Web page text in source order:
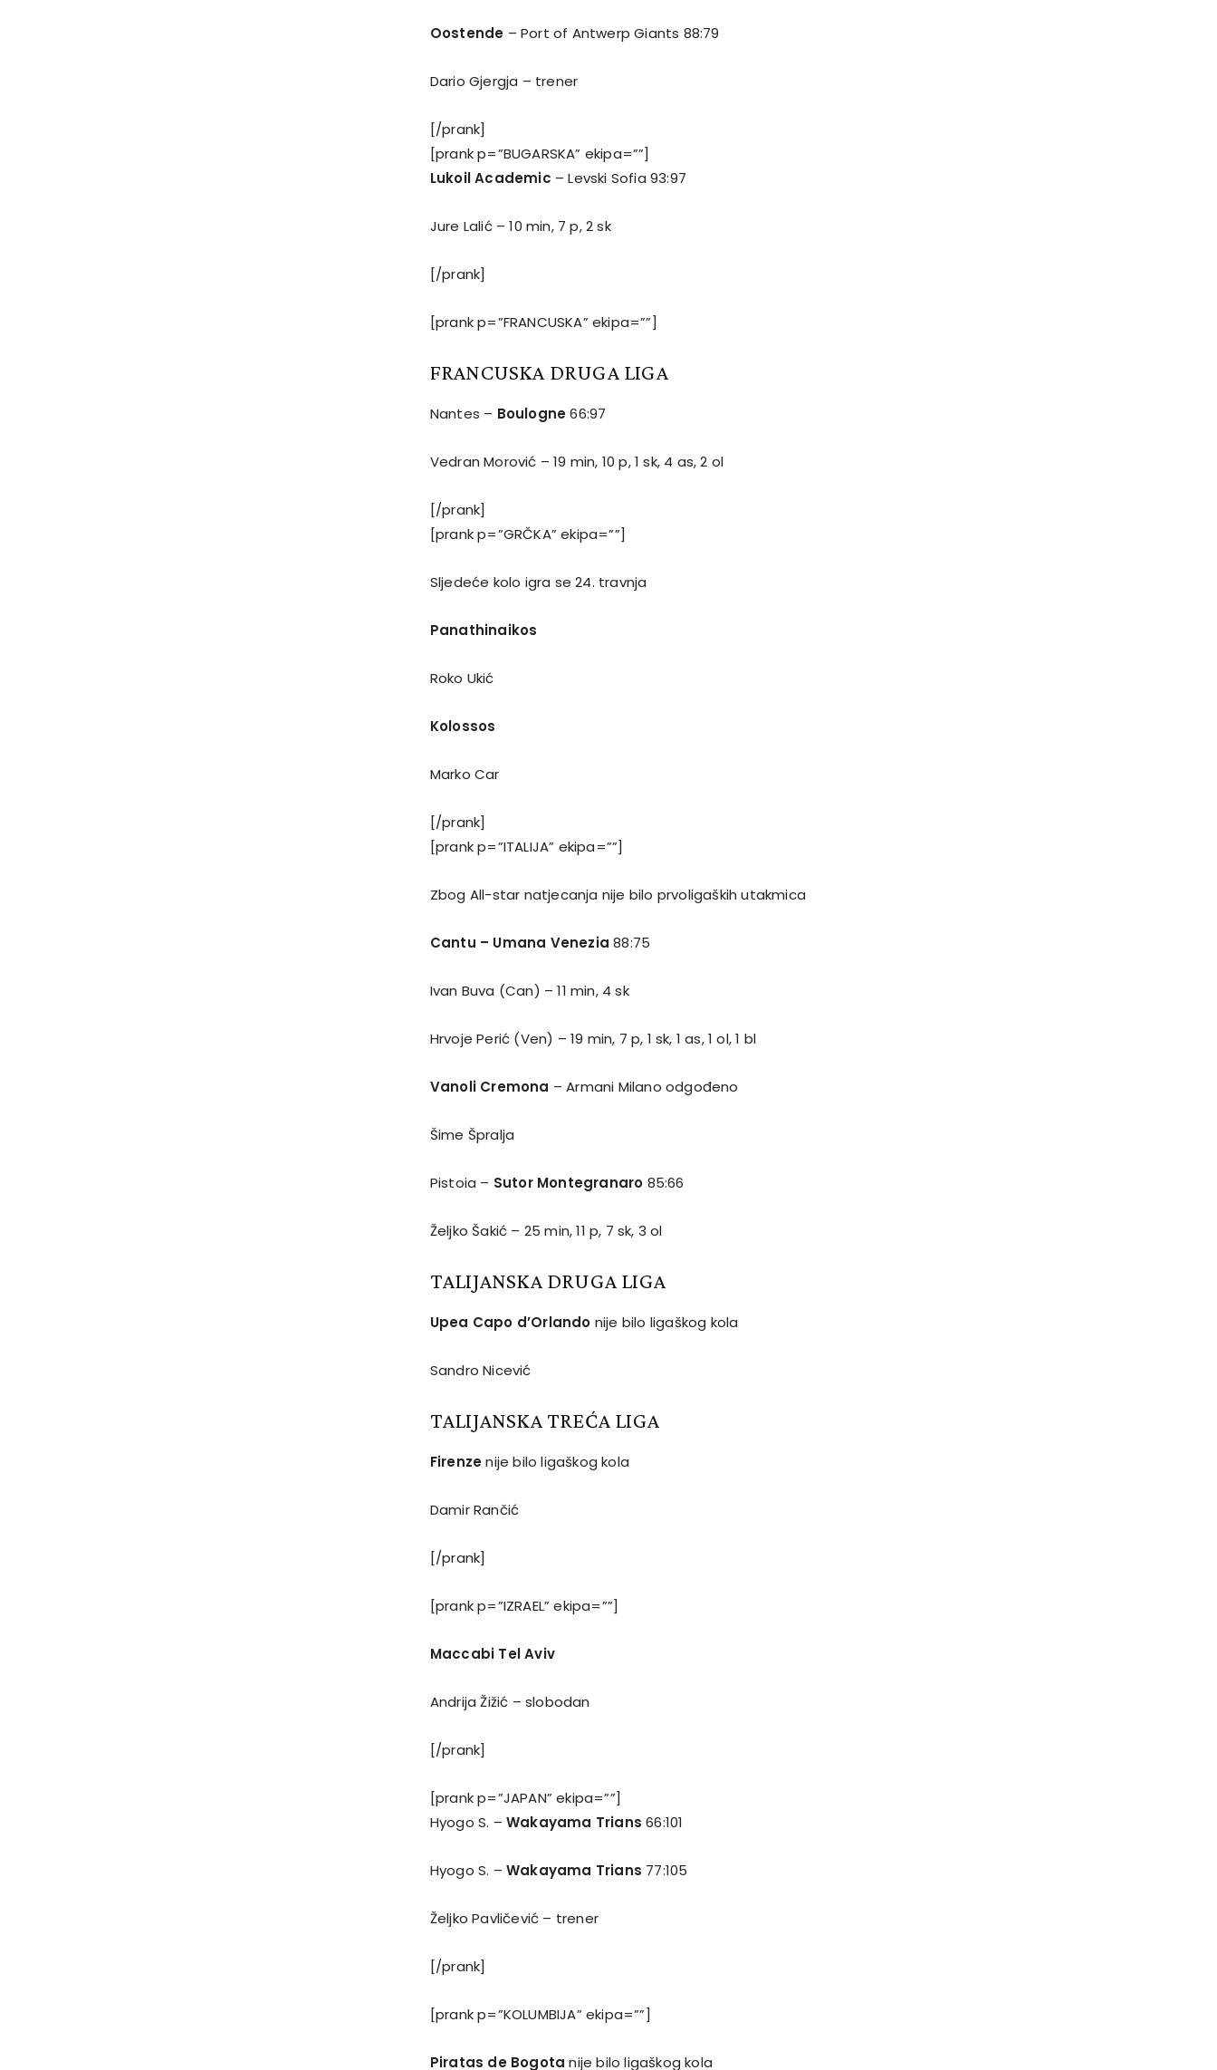
Oostende – Port of Antwerp Giants 88:79
Dario Gjergja – trener
[/prank]
[prank p=”BUGARSKA” ekipa=””]
Lukoil Academic – Levski Sofia 93:97
Jure Lalić – 10 min, 7 p, 2 sk
[/prank]
[prank p=”FRANCUSKA” ekipa=””]
FRANCUSKA DRUGA LIGA
Nantes – Boulogne66:97
Vedran Morović – 19 min, 10 p, 1 sk, 4 as, 2 ol
[/prank]
[prank p=”GRČKA” ekipa=””]
Sljedeće kolo igra se 24. travnja
Panathinaikos
Roko Ukić
Kolossos
Marko Car
[/prank]
[prank p=”ITALIJA” ekipa=””]
Zbog All-star natjecanja nije bilo prvoligaških utakmica
Cantu – Umana Venezia88:75
Ivan Buva (Can) – 11 min, 4 sk
Hrvoje Perić (Ven) – 19 min, 7 p, 1 sk, 1 as, 1 ol, 1 bl
Vanoli Cremona – Armani Milano odgođeno
Šime Špralja
Pistoia – Sutor Montegranaro 85:66
Željko Šakić – 25 min, 11 p, 7 sk, 3 ol
TALIJANSKA DRUGA LIGA
Upea Capo d’Orlando nije bilo ligaškog kola
Sandro Nicević
TALIJANSKA TREĆA LIGA
Firenzenije bilo ligaškog kola
Damir Rančić
[/prank]
[prank p=”IZRAEL” ekipa=””]
Maccabi Tel Aviv
Andrija Žižić – slobodan
[/prank]
[prank p=”JAPAN” ekipa=””]
Hyogo S. – Wakayama Trians 66:101
Hyogo S. – Wakayama Trians 77:105
Željko Pavličević – trener
[/prank]
[prank p=”KOLUMBIJA” ekipa=””]
Piratas de Bogota nije bilo ligaškog kola